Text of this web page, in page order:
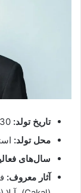
تاریخ تولد:
محل تولد:
سال‌های
آثار معروف: